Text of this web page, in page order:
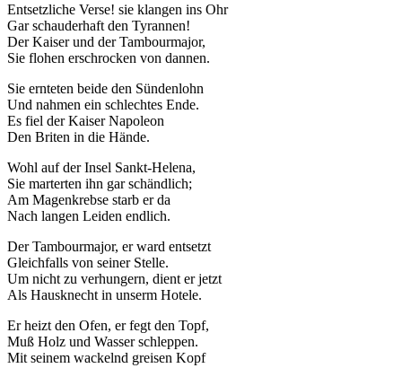
Entsetzliche Verse! sie klangen ins Ohr
Gar schauderhaft den Tyrannen!
Der Kaiser und der Tambourmajor,
Sie flohen erschrocken von dannen.
Sie ernteten beide den Sündenlohn
Und nahmen ein schlechtes Ende.
Es fiel der Kaiser Napoleon
Den Briten in die Hände.
Wohl auf der Insel Sankt-Helena,
Sie marterten ihn gar schändlich;
Am Magenkrebse starb er da
Nach langen Leiden endlich.
Der Tambourmajor, er ward entsetzt
Gleichfalls von seiner Stelle.
Um nicht zu verhungern, dient er jetzt
Als Hausknecht in unserm Hotele.
Er heizt den Ofen, er fegt den Topf,
Muß Holz und Wasser schleppen.
Mit seinem wackelnd greisen Kopf